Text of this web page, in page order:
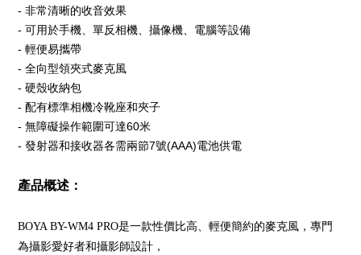
- 非常清晰的收音效果
- 可用於手機、單反相機、攝像機、電腦等設備
- 輕便易攜帶
- 全向型領夾式麥克風
- 硬殼收納包
- 配有標準相機冷靴座和夾子
- 無障礙操作範圍可達60米
- 發射器和接收器各需兩節7號(AAA)電池供電
產品概述：
BOYA BY-WM4 PRO是一款性價比高、輕便簡約的麥克風，專門
為攝影愛好者和攝影師設計，